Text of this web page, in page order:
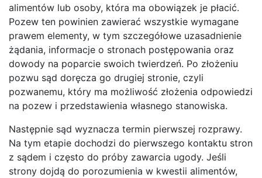
alimentów lub osoby, która ma obowiązek je płacić.
Pozew ten powinien zawierać wszystkie wymagane
prawem elementy, w tym szczegółowe uzasadnienie
żądania, informacje o stronach postępowania oraz
dowody na poparcie swoich twierdzeń. Po złożeniu
pozwu sąd doręcza go drugiej stronie, czyli
pozwanemu, który ma możliwość złożenia odpowiedzi
na pozew i przedstawienia własnego stanowiska.
Następnie sąd wyznacza termin pierwszej rozprawy.
Na tym etapie dochodzi do pierwszego kontaktu stron
z sądem i często do próby zawarcia ugody. Jeśli
strony dojdą do porozumienia w kwestii alimentów,